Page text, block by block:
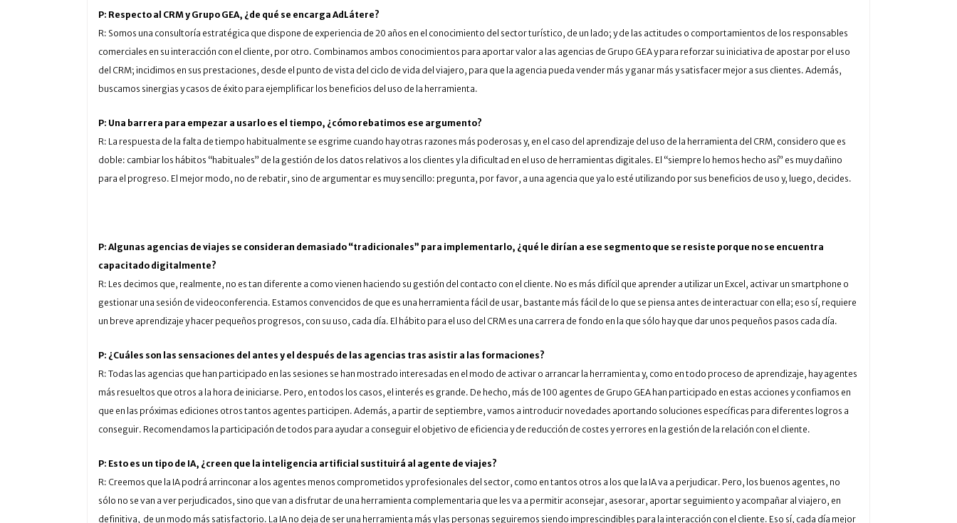
P: Respecto al CRM y Grupo GEA, ¿de qué se encarga AdLátere?
R: Somos una consultoría estratégica que dispone de experiencia de 20 años en el conocimiento del sector turístico, de un lado; y de las actitudes o comportamientos de los responsables
comerciales en su interacción con el cliente, por otro. Combinamos ambos conocimientos para aportar valor a las agencias de Grupo GEA y para reforzar su iniciativa de apostar por el uso
del CRM; incidimos en sus prestaciones, desde el punto de vista del ciclo de vida del viajero, para que la agencia pueda vender más y ganar más y satisfacer mejor a sus clientes. Además,
buscamos sinergias y casos de éxito para ejemplificar los beneficios del uso de la herramienta.
P: Una barrera para empezar a usarlo es el tiempo, ¿cómo rebatimos ese argumento?
R: La respuesta de la falta de tiempo habitualmente se esgrime cuando hay otras razones más poderosas y, en el caso del aprendizaje del uso de la herramienta del CRM, considero que es
doble: cambiar los hábitos “habituales” de la gestión de los datos relativos a los clientes y la dificultad en el uso de herramientas digitales. El “siempre lo hemos hecho así” es muy dañino
para el progreso. El mejor modo, no de rebatir, sino de argumentar es muy sencillo: pregunta, por favor, a una agencia que ya lo esté utilizando por sus beneficios de uso y, luego, decides.
P: Algunas agencias de viajes se consideran demasiado “tradicionales” para implementarlo, ¿qué le dirían a ese segmento que se resiste porque no se encuentra
capacitado digitalmente?
R: Les decimos que, realmente, no es tan diferente a como vienen haciendo su gestión del contacto con el cliente. No es más difícil que aprender a utilizar un Excel, activar un smartphone o
gestionar una sesión de videoconferencia. Estamos convencidos de que es una herramienta fácil de usar, bastante más fácil de lo que se piensa antes de interactuar con ella; eso sí, requiere
un breve aprendizaje y hacer pequeños progresos, con su uso, cada día. El hábito para el uso del CRM es una carrera de fondo en la que sólo hay que dar unos pequeños pasos cada día.
P: ¿Cuáles son las sensaciones del antes y el después de las agencias tras asistir a las formaciones?
R: Todas las agencias que han participado en las sesiones se han mostrado interesadas en el modo de activar o arrancar la herramienta y, como en todo proceso de aprendizaje, hay agentes
más resueltos que otros a la hora de iniciarse. Pero, en todos los casos, el interés es grande. De hecho, más de 100 agentes de Grupo GEA han participado en estas acciones y confiamos en
que en las próximas ediciones otros tantos agentes participen. Además, a partir de septiembre, vamos a introducir novedades aportando soluciones específicas para diferentes logros a
conseguir. Recomendamos la participación de todos para ayudar a conseguir el objetivo de eficiencia y de reducción de costes y errores en la gestión de la relación con el cliente.
P: Esto es un tipo de IA, ¿creen que la inteligencia artificial sustituirá al agente de viajes?
R: Creemos que la IA podrá arrinconar a los agentes menos comprometidos y profesionales del sector, como en tantos otros a los que la IA va a perjudicar. Pero, los buenos agentes, no
sólo no se van a ver perjudicados, sino que van a disfrutar de una herramienta complementaria que les va a permitir aconsejar, asesorar, aportar seguimiento y acompañar al viajero, en
definitiva, de un modo más satisfactorio. La IA no deja de ser una herramienta más y las personas seguiremos siendo imprescindibles para la interacción con el cliente. Eso sí, cada día mejor